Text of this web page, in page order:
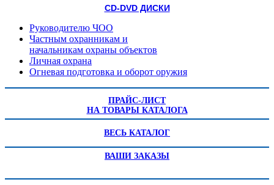
CD-DVD ДИСКИ
Руководителю ЧОО
Частным охранникам и
начальникам охраны объектов
Личная охрана
Огневая подготовка и оборот оружия
ПРАЙС-ЛИСТ
НА ТОВАРЫ КАТАЛОГА
ВЕСЬ КАТАЛОГ
ВАШИ ЗАКАЗЫ